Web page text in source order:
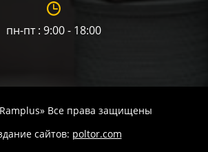
пн-пт : 9:00 - 18:00
Все права защищены
сайтов: poltor.com